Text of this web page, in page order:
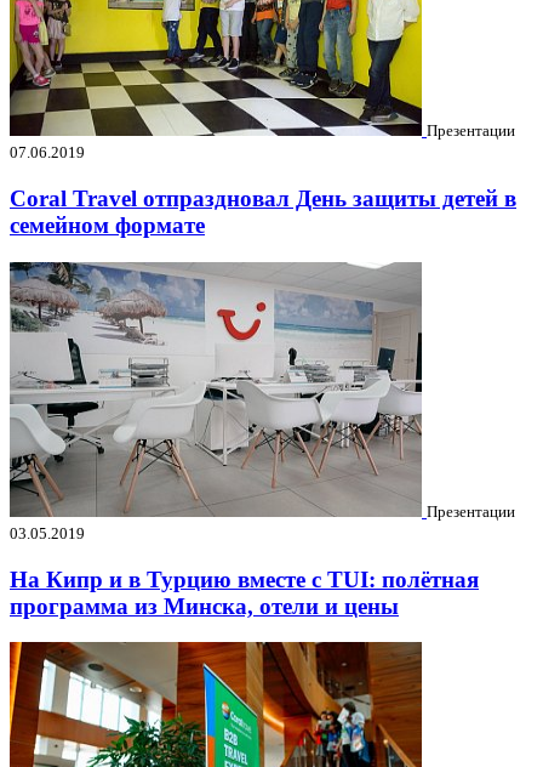
Презентации
07.06.2019
Coral Travel отпраздновал День защиты детей в
семейном формате
Презентации
03.05.2019
На Кипр и в Турцию вместе с TUI: полётная
программа из Минска, отели и цены